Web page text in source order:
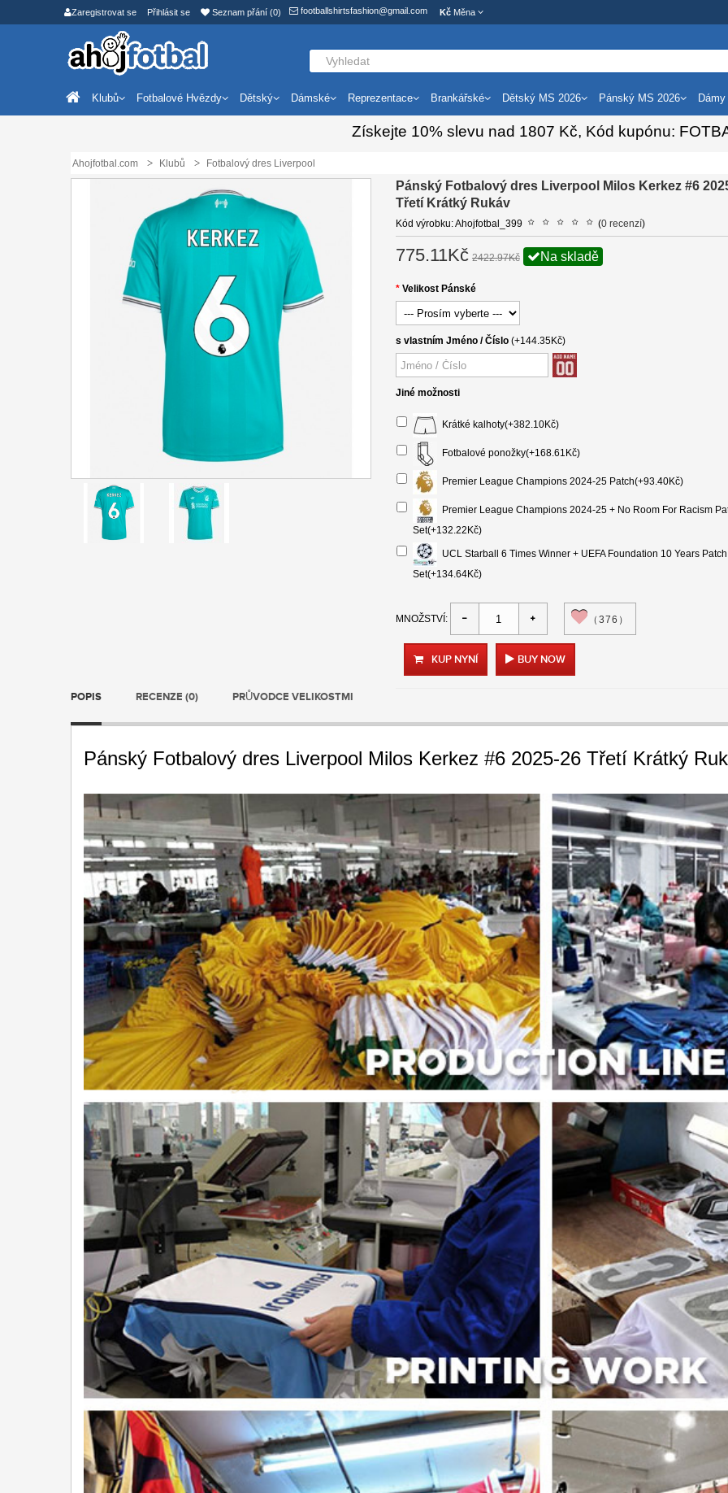
Zaregistrovat se Přihlásit se Seznam přání (0) footballshirtsfashion@gmail.com Kč Měna
Klubů Fotbalové Hvězdy Dětský Dámské Reprezentace Brankářské Dětský MS 2026 Pánský MS 2026
Získejte 10%slevu nad 1807 Kč, Kód kupónu:
Ahojfotbal.com Klubů Fotbalový dres Liverpool
Pánský Fotbalový dres Liverpool Milos Kerkez #6
Třetí Krátký Rukáv
Kód výrobku: Ahojfotbal_399 (0 recenzí)
775.11Kč 2422.97Kč Na skladě
Velikost Pánské
s vlastním Jméno / Číslo(+144.35Kč)
Jiné možnosti
Krátké kalhoty(+382.10Kč)
Fotbalové ponožky(+168.61Kč)
Premier League Champions 2024-25 Patch(+93.40Kč)
Premier League Champions 2024-25 + No Room For Racism
Set(+132.22Kč)
UCL Starball 6 Times Winner + UEFA Foundation 10 Years Patch
Set(+134.64Kč)
MNOŽSTVÍ: （376）
KUP NYNÍ BUY NOW
POPIS RECENZE (0) PRŮVODCE VELIKOSTMI
Pánský Fotbalový dres Liverpool Milos Kerkez #6 2025-26 Třetí Krátký